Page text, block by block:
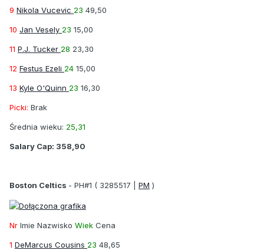
9 Nikola Vucevic 23 49,50
10 Jan Vesely 23 15,00
11 P.J. Tucker 28 23,30
12 Festus Ezeli 24 15,00
13 Kyle O'Quinn 23 16,30
Picki: Brak
Średnia wieku: 25,31
Salary Cap: 358,90
Boston Celtics - PH#1 ( 3285517 | PM )
Nr Imie Nazwisko Wiek Cena
1 DeMarcus Cousins 23 48,65